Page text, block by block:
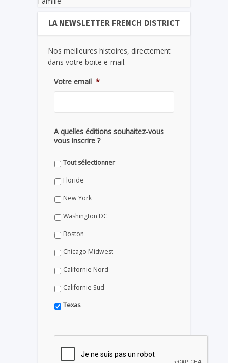
LA NEWSLETTER FRENCH DISTRICT
Nos meilleures histoires, directement
dans votre boite e-mail.
Votre email *
A quelles éditions souhaitez-vous
vous inscrire ?
Tout sélectionner
Floride
New York
Washington DC
Boston
Chicago Midwest
Californie Nord
Californie Sud
Texas